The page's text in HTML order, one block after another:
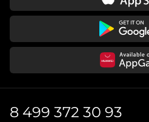
8 499 372 30 93